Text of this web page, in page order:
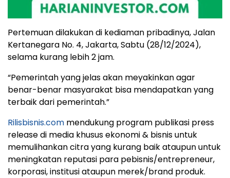
Pertemuan dilakukan di kediaman pribadinya, Jalan
Kertanegara No. 4, Jakarta, Sabtu (28/12/2024),
selama kurang lebih 2 jam.
“Pemerintah yang jelas akan meyakinkan agar
benar-benar masyarakat bisa mendapatkan yang
terbaik dari pemerintah.”
Rilisbisnis.com mendukung program publikasi press
release di media khusus ekonomi & bisnis untuk
memulihankan citra yang kurang baik ataupun untuk
meningkatan reputasi para pebisnis/entrepreneur,
korporasi, institusi ataupun merek/brand produk.